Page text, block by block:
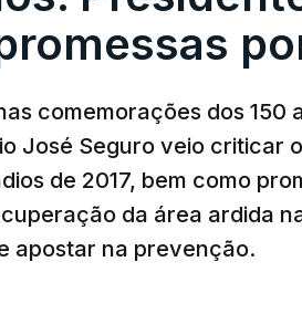
comemorações dos 150
José Seguro veio criticar
de 2017, bem como
da área ardida
apostar na prevenção.